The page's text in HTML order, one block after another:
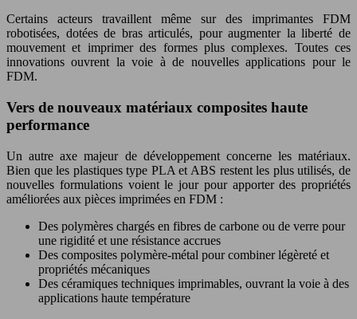
Certains acteurs travaillent même sur des imprimantes FDM
robotisées, dotées de bras articulés, pour augmenter la liberté de
mouvement et imprimer des formes plus complexes. Toutes ces
innovations ouvrent la voie à de nouvelles applications pour le
FDM.
Vers de nouveaux matériaux composites haute
performance
Un autre axe majeur de développement concerne les matériaux.
Bien que les plastiques type PLA et ABS restent les plus utilisés, de
nouvelles formulations voient le jour pour apporter des propriétés
améliorées aux pièces imprimées en FDM :
Des polymères chargés en fibres de carbone ou de verre pour
une rigidité et une résistance accrues
Des composites polymère-métal pour combiner légèreté et
propriétés mécaniques
Des céramiques techniques imprimables, ouvrant la voie à des
applications haute température